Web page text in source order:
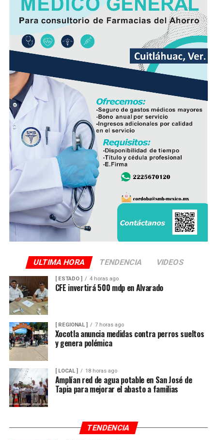
la pavimentación había sido solicitada desde hace varios
años por los habitantes de La Luz Palotal, por lo que
consideró que su ejecución mejorará las condiciones de
movilidad y seguridad para quienes diariamente utilizan
esta vialidad.
A la inauguración asistieron integrantes del Cabildo,
funcionarios municipales, representantes del comité de
obra y habitantes de la comunidad, quienes recorrieron
el tramo rehabilitado.
Con esta obra, el Ayuntamiento dio inicio formal al
programa de infraestructura de la presente
administración, con el objetivo de mejorar las vialidades
y fortalecer los servicios en distintos sectores del
municipio.
ULTIMA HORA TENDENCIA VIDEOS
[ ESTADO ] 4 horas ago
CFE invertirá 500 mdp en Alvarado
[ REGIONAL ] 7 horas ago
Xocotla anuncia medidas contra perros sueltos
y genera polémica
[ LOCAL ] 18 horas ago
Amplían red de agua potable en San José de
Tapia para mejorar el abasto a familias
TENDENCIA